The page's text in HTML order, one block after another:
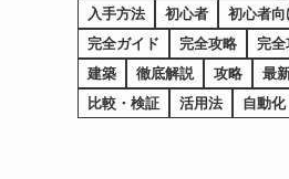
入手方法
初心者 初心者向
完全ガイド
完全攻略
完全
建築
徹底解説 攻略
最
比較・検証
活用法 自動化